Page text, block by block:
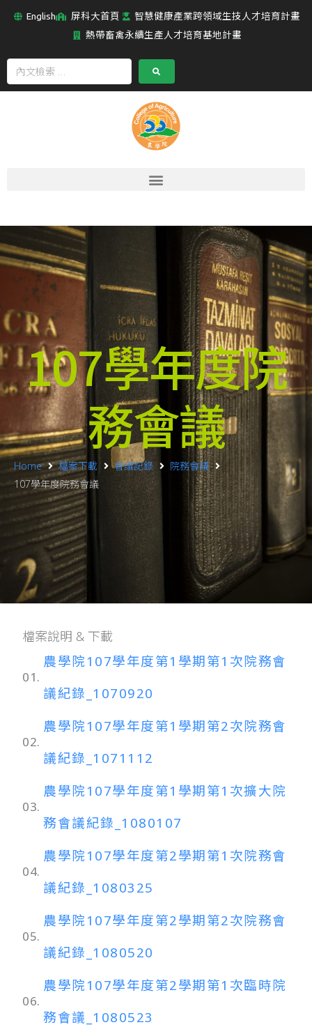
English 屏科大首頁
智慧健康產業跨領域生技人才培育計畫
熱帶畜禽永續生產人才培育基地計畫
107學年度院
務會議
Home 檔案下載 會議記錄
院務會議
107學年度院務會議
檔案說明 & 下載
01.
農學院107學年度第1學期第1次院務會
議紀錄_1070920
02.
農學院107學年度第1學期第2次院務會
議紀錄_1071112
03.
農學院107學年度第1學期第1次擴大院
務會議紀錄_1080107
04.
農學院107學年度第2學期第1次院務會
議紀錄_1080325
05.
農學院107學年度第2學期第2次院務會
議紀錄_1080520
06.
農學院107學年度第2學期第1次臨時院
務會議_1080523